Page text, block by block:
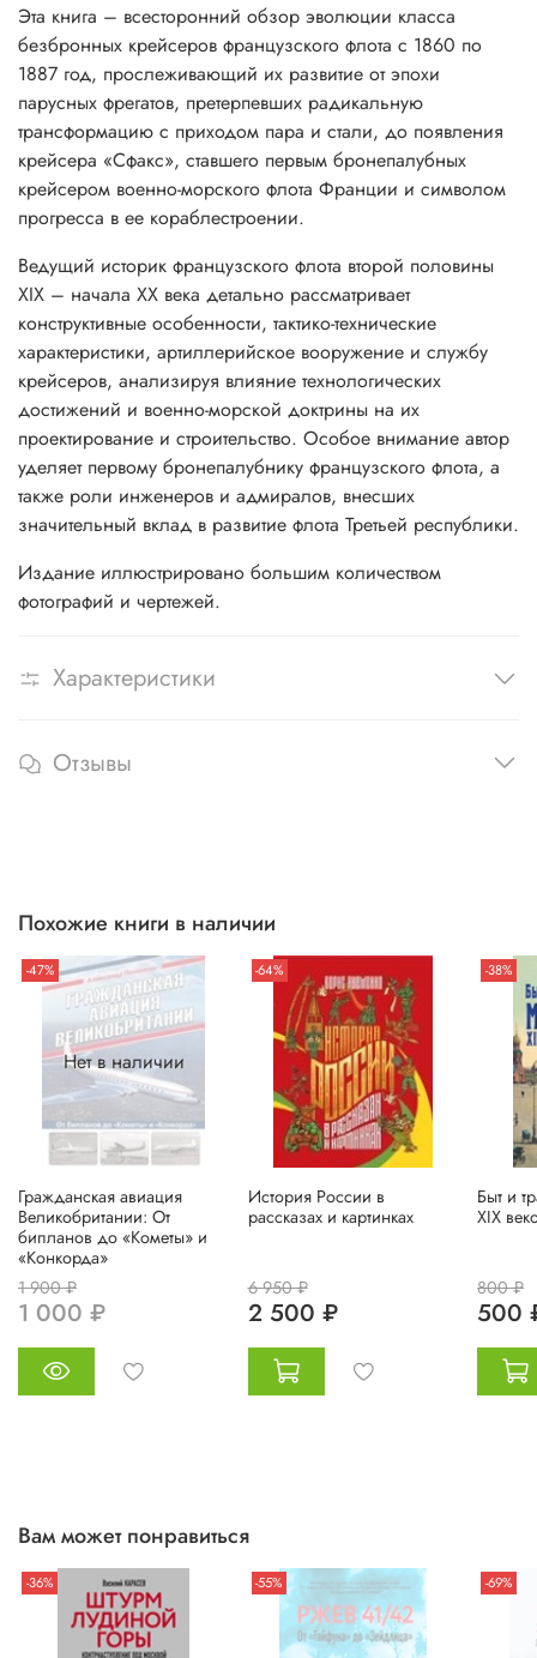
Эта книга – всесторонний обзор эволюции класса
безбронных крейсеров французского флота с 1860 по
1887 год, прослеживающий их развитие от эпохи
парусных фрегатов, претерпевших радикальную
трансформацию с приходом пара и стали, до появления
крейсера «Сфакс», ставшего первым бронепалубных
крейсером военно-морского флота Франции и символом
прогресса в ее кораблестроении.
Ведущий историк французского флота второй половины
XIX – начала XX века детально рассматривает
конструктивные особенности, тактико-технические
характеристики, артиллерийское вооружение и службу
крейсеров, анализируя влияние технологических
достижений и военно-морской доктрины на их
проектирование и строительство. Особое внимание автор
уделяет первому бронепалубнику французского флота, а
также роли инженеров и адмиралов, внесших
значительный вклад в развитие флота Третьей республики.
Издание иллюстрировано большим количеством
фотографий и чертежей.
Характеристики
Отзывы
Похожие книги в наличии
Нет в наличии
-47%
Гражданская авиация
Великобритании: От
бипланов до «Кометы» и
«Конкорда»
1 900 ₽
1 000 ₽
-64%
История России в
рассказах и картинках
6 950 ₽
2 500 ₽
-38%
Быт и
XIX
800 ₽
500
Вам может понравиться
-36% -55% -69%